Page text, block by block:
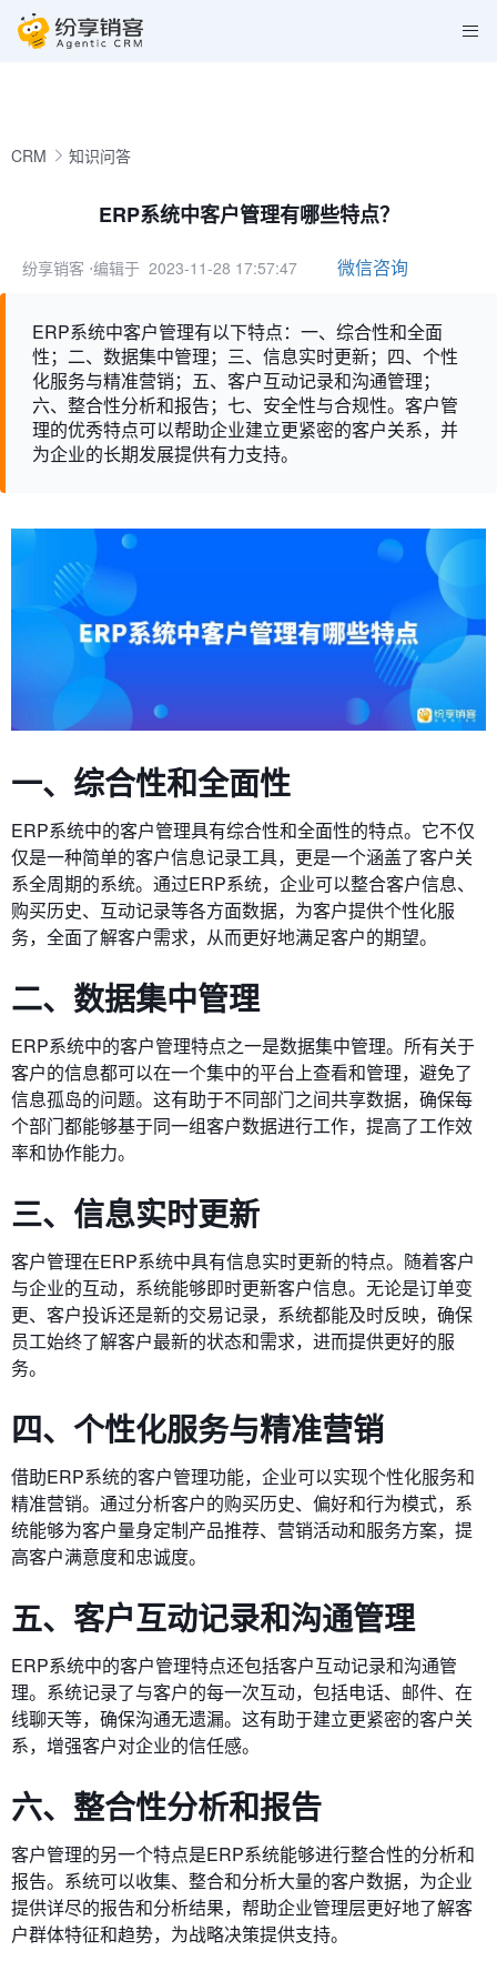
CRM 知识问答
ERP系统中客户管理有哪些特点？
纷享销客 ⋅编辑于 2023-11-28 17:57:47 微信咨询
ERP系统中客户管理有以下特点：一、综合性和全面
性；二、数据集中管理；三、信息实时更新；四、个性
化服务与精准营销；五、客户互动记录和沟通管理；
六、整合性分析和报告；七、安全性与合规性。客户管
理的优秀特点可以帮助企业建立更紧密的客户关系，并
为企业的长期发展提供有力支持。
一、综合性和全面性
ERP系统中的客户管理具有综合性和全面性的特点。它不仅
仅是一种简单的客户信息记录工具，更是一个涵盖了客户关
系全周期的系统。通过ERP系统，企业可以整合客户信息、
购买历史、互动记录等各方面数据，为客户提供个性化服
务，全面了解客户需求，从而更好地满足客户的期望。
二、数据集中管理
ERP系统中的客户管理特点之一是数据集中管理。所有关于
客户的信息都可以在一个集中的平台上查看和管理，避免了
信息孤岛的问题。这有助于不同部门之间共享数据，确保每
个部门都能够基于同一组客户数据进行工作，提高了工作效
率和协作能力。
三、信息实时更新
客户管理在ERP系统中具有信息实时更新的特点。随着客户
与企业的互动，系统能够即时更新客户信息。无论是订单变
更、客户投诉还是新的交易记录，系统都能及时反映，确保
员工始终了解客户最新的状态和需求，进而提供更好的服
务。
四、个性化服务与精准营销
借助ERP系统的客户管理功能，企业可以实现个性化服务和
精准营销。通过分析客户的购买历史、偏好和行为模式，系
统能够为客户量身定制产品推荐、营销活动和服务方案，提
高客户满意度和忠诚度。
五、客户互动记录和沟通管理
ERP系统中的客户管理特点还包括客户互动记录和沟通管
理。系统记录了与客户的每一次互动，包括电话、邮件、在
线聊天等，确保沟通无遗漏。这有助于建立更紧密的客户关
系，增强客户对企业的信任感。
六、整合性分析和报告
客户管理的另一个特点是ERP系统能够进行整合性的分析和
报告。系统可以收集、整合和分析大量的客户数据，为企业
提供详尽的报告和分析结果，帮助企业管理层更好地了解客
户群体特征和趋势，为战略决策提供支持。